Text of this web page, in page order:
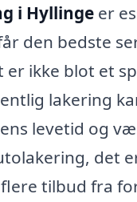
i Hyllinge er
den bedste
er ikke blot et
lakering
levetid og
det
tilbud fra